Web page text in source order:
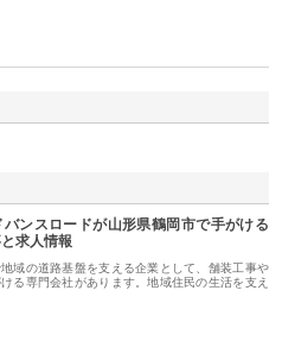
ンスロードが山形県鶴岡市で手がける
求人情報
域の道路基盤を支える企業として、舗装工事や
る専門会社があります。地域住民の生活を支え